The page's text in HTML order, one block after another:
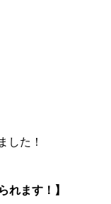
した！
れます！】